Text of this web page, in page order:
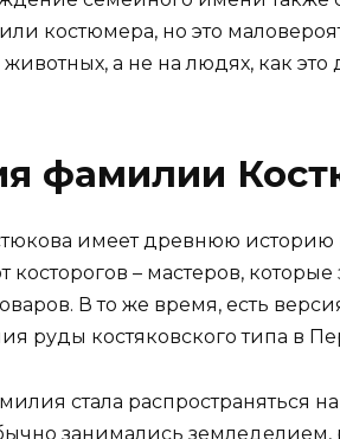
костюмера, но это
а не на людях, как
фамилии
имеет древнюю историю
косторогов – мастеров,
В то же время, есть
руды костяковского типа в
стала распространяться
занимались земледелием,